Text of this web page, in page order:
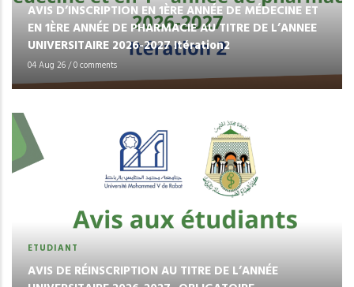
AVIS D’INSCRIPTION EN 1ÈRE ANNÉE DE MÉDECINE ET
EN 1ÈRE ANNÉE DE PHARMACIE AU TITRE DE L’ANNEE
UNIVERSITAIRE 2026-2027 Itération2
04 Aug 26/0 comments
ETUDIANT
AVIS DE RÉINSCRIPTION AU TITRE DE L’ANNÉE